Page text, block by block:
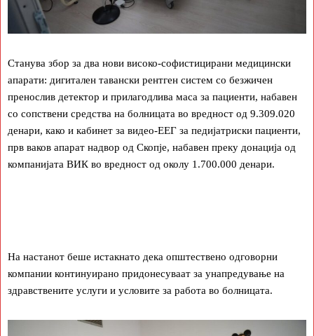
Станува збор за два нови високо-софистицирани медицински
апарати: дигитален тавански рентген систем со безжичен
пренослив детектор и прилагодлива маса за пациенти, набавен
со сопствени средства на болницата во вредност од 9.309.020
денари, како и кабинет за видео-ЕЕГ за педијатриски пациенти,
прв ваков апарат надвор од Скопје, набавен преку донација од
компанијата ВИК во вредност од околу 1.700.000 денари.
На настанот беше истакнато дека општествено одговорни
компании континуирано придонесуваат за унапредување на
здравствените услуги и условите за работа во болницата.